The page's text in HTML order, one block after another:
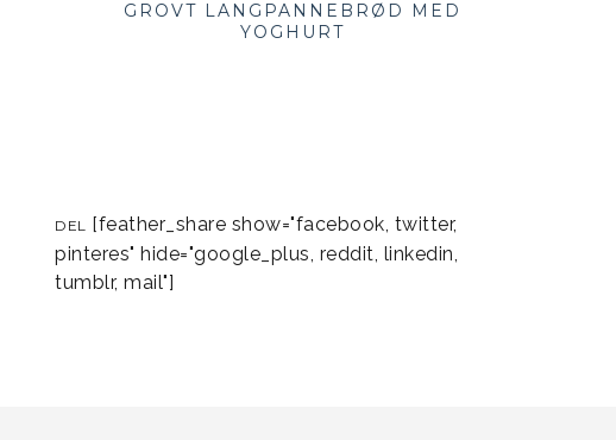
GROVT LANGPANNEBRØD MED
YOGHURT
DEL
[feather_share show="facebook, twitter,
pinteres" hide="google_plus, reddit, linkedin,
tumblr, mail"]